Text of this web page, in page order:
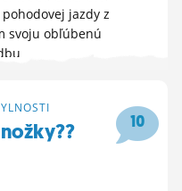
jazdy z
svoju obľúbenú
10